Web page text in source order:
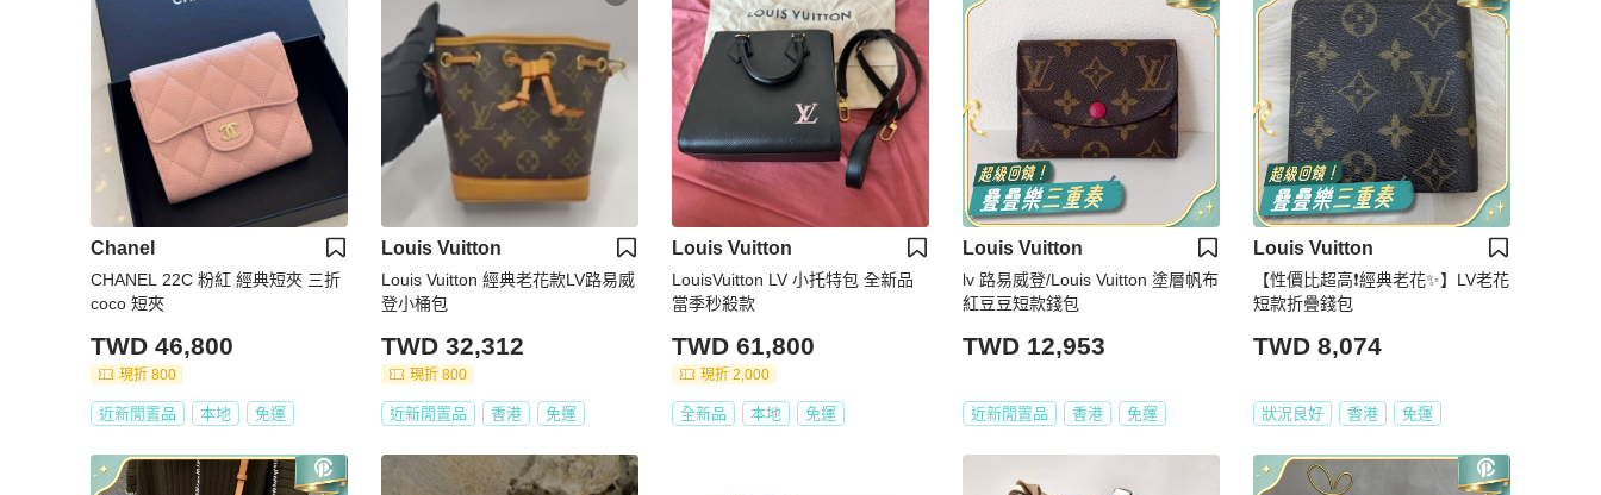
Chanel
CHANEL 22C 粉紅 經典短夾 三折
coco 短夾
TWD 46,800
現折 800
近新閒置品 本地 免運
Louis Vuitton
Louis Vuitton 經典老花款LV路易威
登小桶包
TWD 32,312
現折 800
近新閒置品 香港 免運
Louis Vuitton
LouisVuitton LV 小托特包 全新品
當季秒殺款
TWD 61,800
現折 2,000
全新品 本地 免運
Louis Vuitton
lv 路易威登/Louis Vuitton 塗層帆布
紅豆豆短款錢包
TWD 12,953
近新閒置品 香港 免運
Louis Vuitton
【性價比超高❗️經典老花✨】LV老花
短款折疊錢包
TWD 8,074
狀況良好 香港 免運